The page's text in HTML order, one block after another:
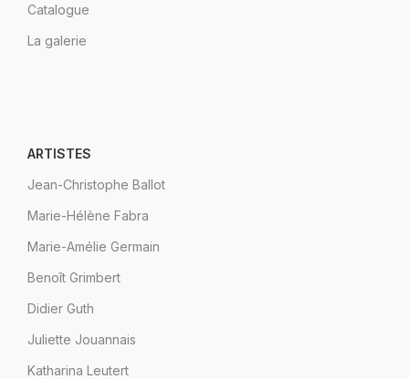
Catalogue
La galerie
ARTISTES
Jean-Christophe Ballot
Marie-Hélène Fabra
Marie-Amélie Germain
Benoît Grimbert
Didier Guth
Juliette Jouannais
Katharina Leutert